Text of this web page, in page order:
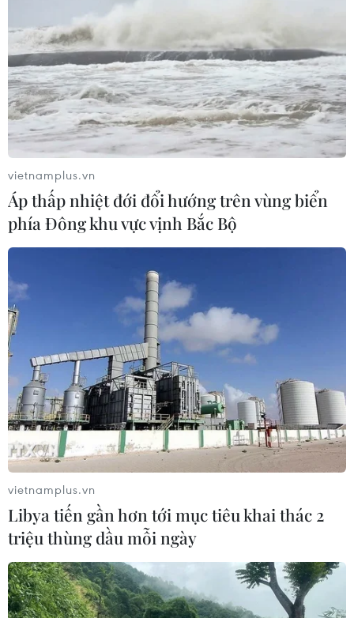
TIN CÙNG CHUYÊN MỤC
Quảng Trị quyết tâm bàn giao sớm
vietnamplus.vn
Áp thấp nhiệt đới đổi hướng trên vùng biển
phía Đông khu vực vịnh Bắc Bộ
vietnamplus.vn
Libya tiến gần hơn tới mục tiêu khai thác 2
triệu thùng dầu mỗi ngày